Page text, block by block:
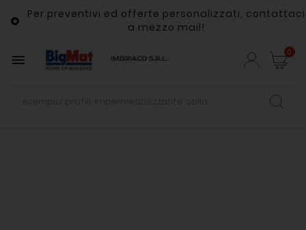

Per preventivi ed offerte personalizzati, contattaci
a mezzo mail!
 0